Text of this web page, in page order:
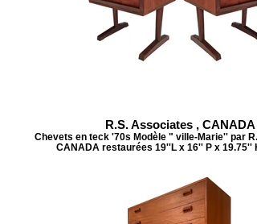
R.S. Associates , CANADA
Chevets en teck '70s Modèle " ville-Marie'' par
CANADA restaurées 19''L x 16'' P x 19.75''